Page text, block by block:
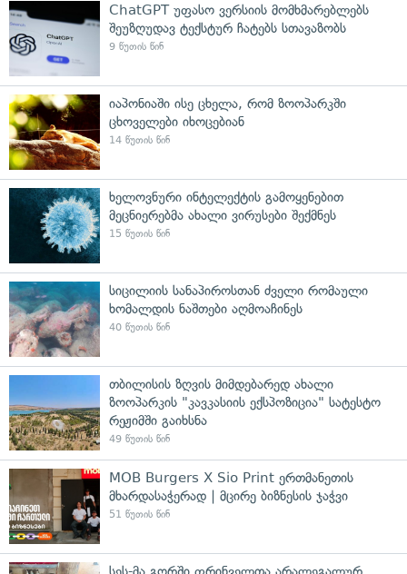
ChatGPT უფასო ვერსიის მომხმარებლებს
შეუზღუდავ ტექსტურ ჩატებს სთავაზობს
9 წუთის წინ
იაპონიაში ისე ცხელა, რომ ზოოპარკში
ცხოველები იხოცებიან
14 წუთის წინ
ხელოვნური ინტელექტის გამოყენებით
მეცნიერებმა ახალი ვირუსები შექმნეს
15 წუთის წინ
სიცილიის სანაპიროსთან ძველი რომაული
ხომალდის ნაშთები აღმოაჩინეს
40 წუთის წინ
თბილისის ზღვის მიმდებარედ ახალი
ზოოპარკის "კავკასიის ექსპოზიცია" სატესტო
რეჟიმში გაიხსნა
49 წუთის წინ
MOB Burgers X Sio Print ერთმანეთის
მხარდასაჭერად | მცირე ბიზნესის ჯაჭვი
51 წუთის წინ